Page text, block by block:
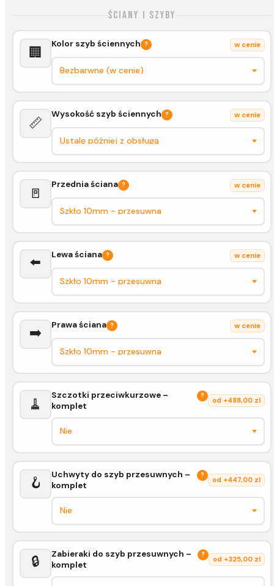
Ściany i szyby
🏢
Kolor szyb ściennych ? w cenie
📏
Wysokość szyb ściennych ? w cenie
🚪
Przednia ściana ? w cenie
⬅️ Lewa ściana ? w cenie
➡️ Prawa ściana ? w cenie
🧹
Szczotki przeciwkurzowe –
komplet
?
od +488,00 zl
🪝
Uchwyty do szyb przesuwnych –
komplet
?
od +447,00 zl
🔒
Zabieraki do szyb przesuwnych –
komplet
?
od +325,00 zl